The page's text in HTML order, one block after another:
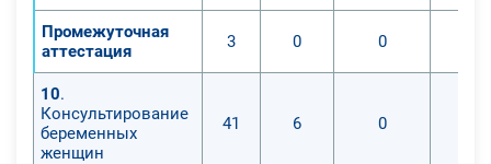
Промежуточная
аттестация
3 0 0
10.
Консультирование
беременных
женщин
41 6 0